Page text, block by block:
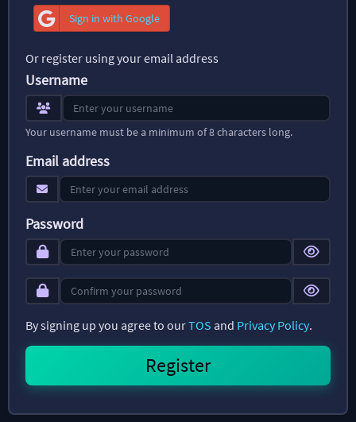
Sign in with Google
Or register using your email address
Username
Your username must be a minimum of 8 characters long.
Email address
Password
By signing up you agree to ourTOS and Privacy Policy.